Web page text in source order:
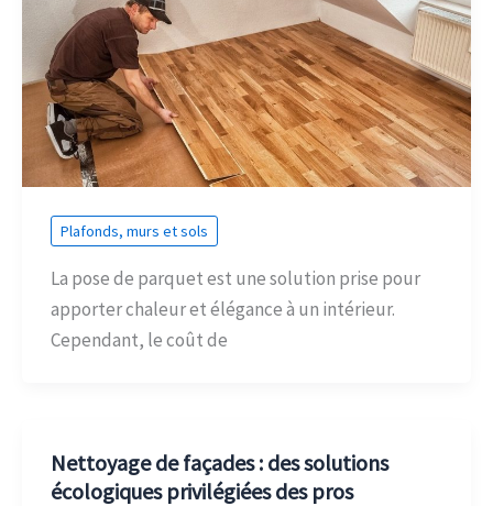
Plafonds, murs et sols
La pose de parquet est une solution prise pour
apporter chaleur et élégance à un intérieur.
Cependant, le coût de
Nettoyage de façades : des solutions
écologiques privilégiées des pros